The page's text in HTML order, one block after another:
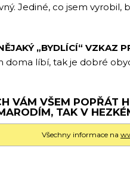
Jediné, co jsem vyrobil,
„BYDLÍCÍ“ VZKAZ
doma líbí, tak je dobré
VÁM VŠEM POPŘÁT
TAK V
Všechny informace na